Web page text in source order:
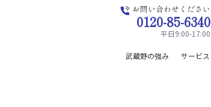
お問い合わせください
0120-85-6340
平日9:00-17:00
武蔵野の強み サービス